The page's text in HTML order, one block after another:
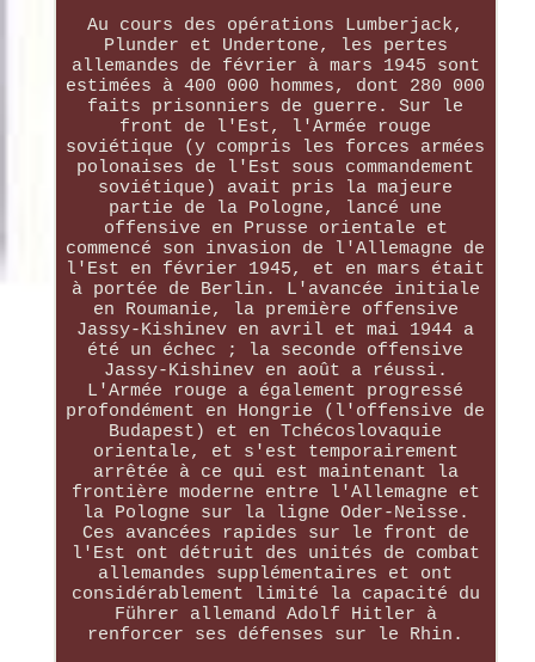
Au cours des opérations Lumberjack,
Plunder et Undertone, les pertes
allemandes de février à mars 1945 sont
estimées à 400 000 hommes, dont 280 000
faits prisonniers de guerre. Sur le
front de l'Est, l'Armée rouge
soviétique (y compris les forces armées
polonaises de l'Est sous commandement
soviétique) avait pris la majeure
partie de la Pologne, lancé une
offensive en Prusse orientale et
commencé son invasion de l'Allemagne de
l'Est en février 1945, et en mars était
à portée de Berlin. L'avancée initiale
en Roumanie, la première offensive
Jassy-Kishinev en avril et mai 1944 a
été un échec ; la seconde offensive
Jassy-Kishinev en août a réussi.
L'Armée rouge a également progressé
profondément en Hongrie (l'offensive de
Budapest) et en Tchécoslovaquie
orientale, et s'est temporairement
arrêtée à ce qui est maintenant la
frontière moderne entre l'Allemagne et
la Pologne sur la ligne Oder-Neisse.
Ces avancées rapides sur le front de
l'Est ont détruit des unités de combat
allemandes supplémentaires et ont
considérablement limité la capacité du
Führer allemand Adolf Hitler à
renforcer ses défenses sur le Rhin.